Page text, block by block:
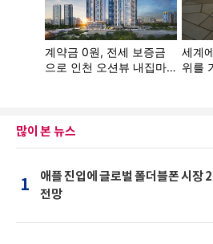
많이 본 뉴스
1
애플 진입에 글로벌 폴더블폰 시장
전망